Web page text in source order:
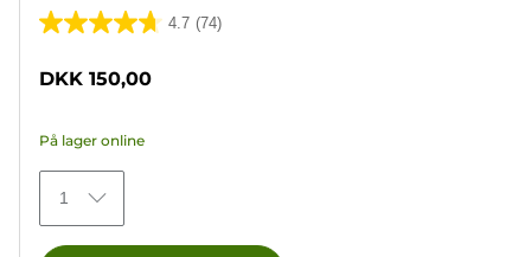
4.7 (74)
4.7
af
stjerner.
74
anmeldelser
DKK 150,00
På lager online
1